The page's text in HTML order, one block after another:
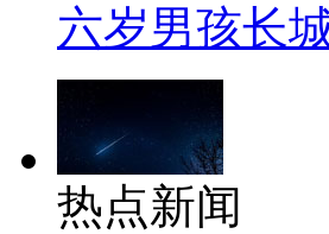
六岁男孩长
热点新闻